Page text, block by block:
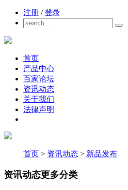
注册 / 登录
首页
产品中心
百家论坛
资讯动态
关于我们
法律声明
首页 > 资讯动态 > 新品发布
资讯动态更多分类